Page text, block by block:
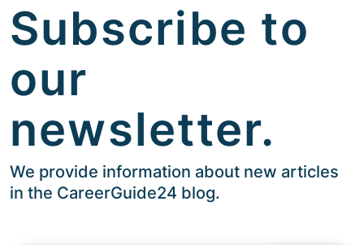
Subscribe to
our
newsletter.
We provide information about new articles
in the CareerGuide24 blog.